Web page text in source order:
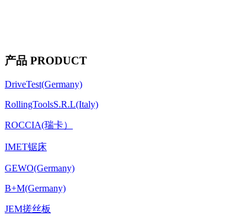
产品 PRODUCT
DriveTest(Germany)
RollingToolsS.R.L(Italy)
ROCCIA(瑞卡）
IMET锯床
GEWO(Germany)
B+M(Germany)
JEM搓丝板